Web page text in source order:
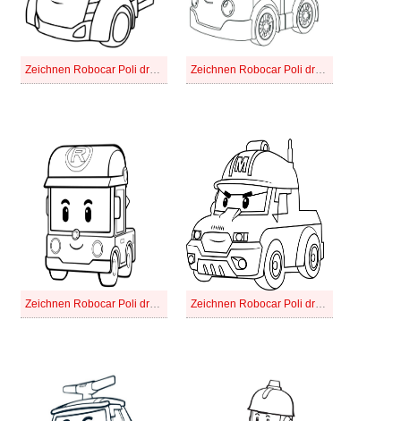
Zeichnen Robocar Poli druckbar basisch Zeichnen Robocar Poli druckbar bei Kindern
Zeichnen Robocar Poli druckbar einfach Zeichnen Robocar Poli druckbar für Kinder